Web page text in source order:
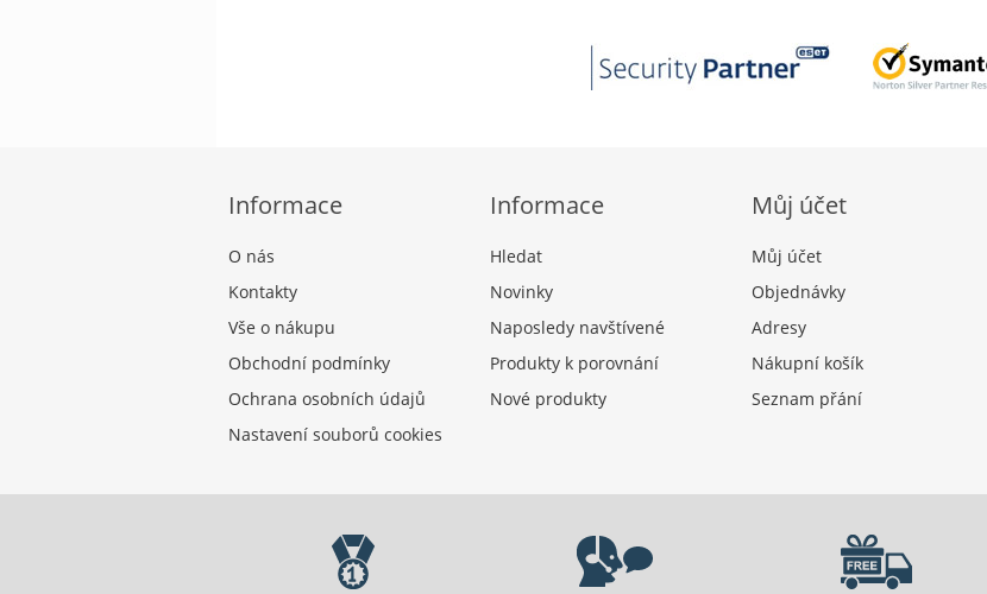
Informace
O nás
Kontakty
Vše o nákupu
Obchodní podmínky
Ochrana osobních údajů
Nastavení souborů cookies
Informace
Hledat
Novinky
Naposledy navštívené
Produkty k porovnání
Nové produkty
Můj účet
Můj účet
Objednávky
Adresy
Nákupní košík
Seznam přání